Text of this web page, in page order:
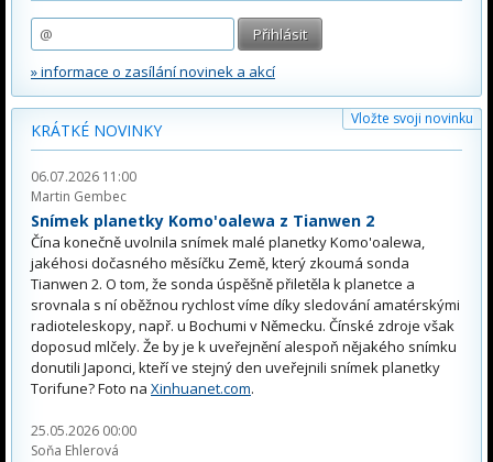
» informace o zasílání novinek a akcí
Vložte svoji novinku
KRÁTKÉ NOVINKY
06.07.2026 11:00
Martin Gembec
Snímek planetky Komo'oalewa z Tianwen 2
Čína konečně uvolnila snímek malé planetky Komo'oalewa,
jakéhosi dočasného měsíčku Země, který zkoumá sonda
Tianwen 2. O tom, že sonda úspěšně přiletěla k planetce a
srovnala s ní oběžnou rychlost víme díky sledování amatérskými
radioteleskopy, např. u Bochumi v Německu. Čínské zdroje však
doposud mlčely. Že by je k uveřejnění alespoň nějakého snímku
donutili Japonci, kteří ve stejný den uveřejnili snímek planetky
Torifune? Foto na Xinhuanet.com.
25.05.2026 00:00
Soňa Ehlerová